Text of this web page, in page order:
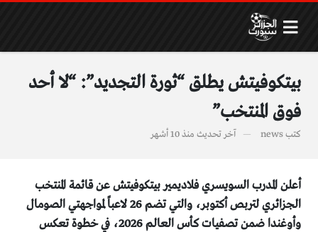
بيتكوفيتش يطلق “ثورة التجديد”: “لا أحد
فوق المنتخب”
كتبnews آخر تحديث منذ 10 أشهر
أعلن المدرب السويسري فلاديمير بيتكوفيتش عن قائمة المنتخب
الجزائري لتربص أكتوبر، والتي تضم 26 لاعباً لمواجهتي الصومال
وأوغندا ضمن تصفيات كأس العالم 2026، في خطوة تعكس